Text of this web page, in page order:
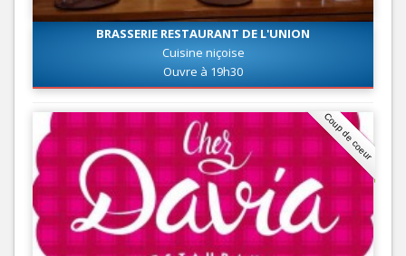
BRASSERIE RESTAURANT DE L'UNION
Cuisine niçoise
Ouvre à 19h30
Coup de coeur